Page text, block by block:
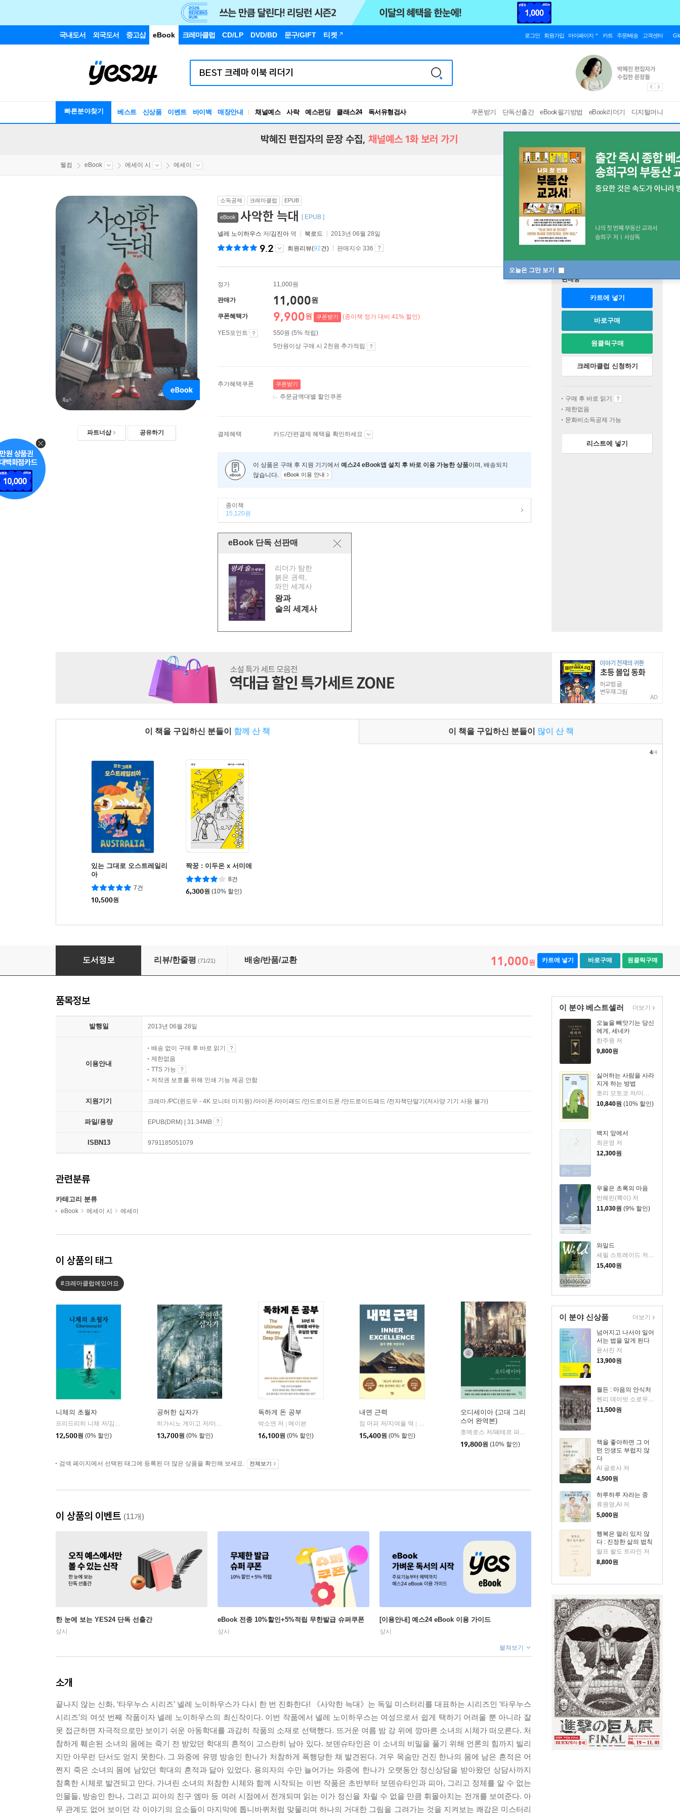
국내도서 외국도서 중고샵 eBook 크레마클럽 CD/LP DVD/BD 문구/GIFT 티켓 로그인 회원가입 마이페이지 카트 주문/배송 고객센터
빠른분야찾기 베스트 신상품 이벤트 바이백 매장안내 채널예스 사락 예스펀딩 클래스24
독서유형검사
RBTI Lab
쿠폰받기 단독선출간 eBook필기방법 eBook리더기 디지털머니
오늘은 그만 보기
박혜진 편집자의 문장 수집, 채널예스 1화 보러 가기
웰컴 eBook 에세이 시 에세이
파트너샵 공유하기
소득공제 크레마클럽 EPUB
eBook 사악한 늑대 [ EPUB ]
넬레 노이하우스 저/김진아 역 북로드 2013년 06월 28일
9.2 회원리뷰(92건) 판매지수 336
정가 11,000원
판매가 11,000원
쿠폰혜택가 9,900원 쿠폰받기 (종이책 정가 대비 41% 할인)
YES포인트
550원 (5% 적립)
5만원이상 구매 시 2천원 추가적립
추가혜택쿠폰 쿠폰받기
주문금액대별 할인쿠폰
결제혜택 카드/간편결제 혜택을 확인하세요
이 상품은 구매 후 지원 기기에서 예스24 eBook앱 설치 후 바로 이용 가능한 상품이며, 배송되지
않습니다.
eBook 이용 안내
종이책
15,120원
eBook 단독 선판매
리더가 탐한
붉은 권력,
와인 세계사
왕과
술의 세계사
판매중
카트에 넣기
바로구매
원클릭구매
크레마클럽 신청하기
구매 후 바로 읽기
제한없음
문화비소득공제 가능
리스트에 넣기
AD
이 책을 구입하신 분들이 함께 산 책 이 책을 구입하신 분들이 많이 산 책
있는 그대로 오스트레일리
아
7건
10,500원
짝꿍 : 이두온 x 서미애
8건
6,300원 (10% 할인)
4/4
사악한 늑대
도서정보 리뷰/한줄평 (71/21) 배송/반품/교환 11,000원 카트에 넣기 바로구매 원클릭구매
이 분야 베스트셀러
오늘을 빼앗기는 당신
에게, 세네카
한주원 저
9,800원
싫어하는 사람을 사라
지게 하는 방법
호리 모토코 저/이은혜 역
10,840원 (10% 할인)
백지 앞에서
최은영 저
12,300원
우울은 초록의 마음
반혜린(뿍이) 저
11,030원 (9% 할인)
와일드
셰릴 스트레이드 저/우진하 역
15,400원
더보기
이 분야 신상품
넘어지고 나서야 일어
서는 법을 알게 된다
윤서진 저
13,900원
월든 : 마음의 안식처
11,500원
책을 좋아하면 그 어
떤 인생도 부럽지 않
다
AI 글로사 저
4,500원
하루하루 자라는 중
류원영,AI 저
5,000원
행복은 멀리 있지 않
다 : 진정한 삶의 법칙
랄프 왈도 트라인 저
8,800원
더보기
품목정보
발행일 2013년 06월 28일
이용안내
배송 없이 구매 후 바로 읽기
제한없음
TTS 가능
저작권 보호를 위해 인쇄 기능 제공 안함
지원기기 크레마 /PC(윈도우 - 4K 모니터 미지원) /아이폰 /아이패드 /안드로이드폰 /안드로이드패드 /전자책단말기(저사양 기기 사용 불가)
파일/용량 EPUB(DRM) | 31.34MB
ISBN13 9791185051079
관련분류
카테고리 분류
eBook 에세이 시 에세이
이 상품의 태그
#크레마클럽에있어요
니체의 초월자
프리드리히 니체 저/김철 편역
12,500원 (0% 할인)
공허한 십자가
히가시노 게이고 저/이선희 역
자음과모음
13,700원 (0% 할인)
독하게 돈 공부
박소연 저
메이븐
16,100원 (0% 할인)
내면 근력
짐 머피 저/지여울 역
윌북(willbook)
15,400원 (0% 할인)
오디세이아 (고대 그리
스어 완역본)
호메로스 저/페테르 파울 루벤스 그림/박문재 역 |
19,800원 (10% 할인)
검색 페이지에서 선택된 태그에 등록된 더 많은 상품을 확인해 보세요. 전체보기
이 상품의 이벤트 (11개)
한 눈에 보는 YES24 단독 선출간
상시
eBook 전종 10%할인+5%적립 무한발급 슈퍼쿠폰
상시
[이용안내] 예스24 eBook 이용 가이드
상시
펼쳐보기
소개
끝나지 않는 신화, ‘타우누스 시리즈’ 넬레 노이하우스가 다시 한 번 진화한다! 《사악한 늑대》는 독일 미스터리를 대표하는 시리즈인 ‘타우누스
시리즈’의 여섯 번째 작품이자 넬레 노이하우스의 최신작이다. 이번 작품에서 넬레 노이하우스는 여성으로서 쉽게 택하기 어려울 뿐 아니라 잘
못 접근하면 자극적으로만 보이기 쉬운 아동학대를 과감히 작품의 소재로 선택했다. 뜨거운 여름 밤 강 위에 깡마른 소녀의 시체가 떠오른다. 처
참하게 훼손된 소녀의 몸에는 죽기 전 받았던 학대의 흔적이 고스란히 남아 있다. 보덴슈타인은 이 소녀의 비밀을 풀기 위해 언론의 힘까지 빌리
지만 아무런 단서도 얻지 못한다. 그 와중에 유명 방송인 한나가 처참하게 폭행당한 채 발견된다. 겨우 목숨만 건진 한나의 몸에 남은 흔적은 어
쩐지 죽은 소녀의 몸에 남았던 학대의 흔적과 닮아 있었다. 용의자의 수만 늘어가는 와중에 한나가 오랫동안 정신상담을 받아왔던 상담사까지
참혹한 시체로 발견되고 만다. 가녀린 소녀의 처참한 시체와 함께 시작되는 이번 작품은 초반부터 보덴슈타인과 피아, 그리고 정체를 알 수 없는
인물들, 방송인 한나, 그리고 피아의 친구 엠마 등 여러 시점에서 전개되며 읽는 이가 정신을 차릴 수 없을 만큼 휘몰아치는 전개를 보여준다. 아
무 관계도 없어 보이던 각 이야기의 요소들이 마지막에 톱니바퀴처럼 맞물리며 하나의 거대한 그림을 그려가는 것을 지켜보는 쾌감은 미스터리